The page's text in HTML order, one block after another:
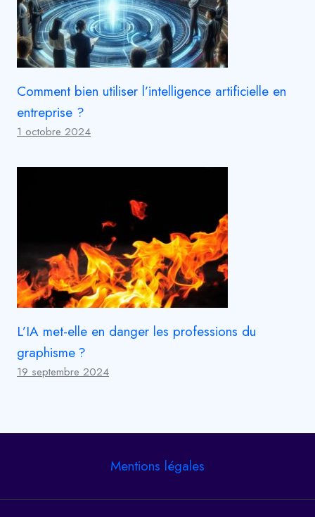
Comment bien utiliser l’intelligence artificielle en
entreprise ?
1 octobre 2024
L’IA met-elle en danger les professions du
graphisme ?
19 septembre 2024
Mentions légales